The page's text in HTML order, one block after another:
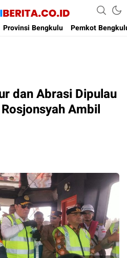
Berita
Provinsi Bengkulu Pemkot
dan Abrasi Dipulau
Ambil